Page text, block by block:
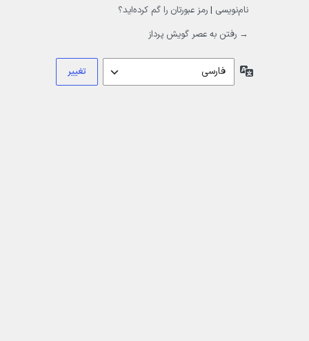
نام‌نویسی | رمز عبورتان را گم کرده‌اید؟
→ رفتن به عصر گویش پرداز
زبان